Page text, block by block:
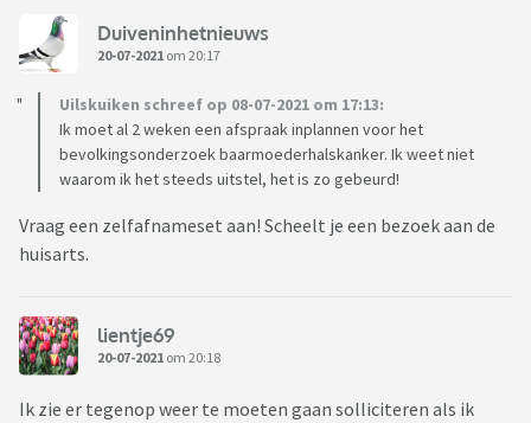
Duiveninhetnieuws
20-07-2021 om 20:17
Uilskuiken schreef op 08-07-2021 om 17:13:
Ik moet al 2 weken een afspraak inplannen voor het
bevolkingsonderzoek baarmoederhalskanker. Ik weet niet
waarom ik het steeds uitstel, het is zo gebeurd!
Vraag een zelfafnameset aan! Scheelt je een bezoek aan de
huisarts.
lientje69
20-07-2021 om 20:18
Ik zie er tegenop weer te moeten gaan solliciteren als ik